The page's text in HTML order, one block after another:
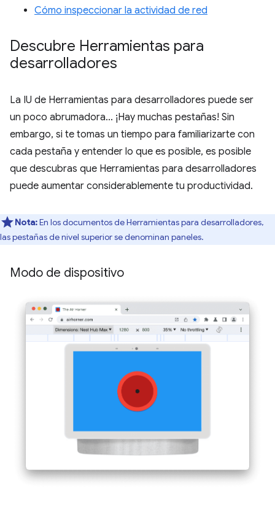
Cómo inspeccionar la actividad de red
Descubre Herramientas para
desarrolladores
La IU de Herramientas para desarrolladores puede ser
un poco abrumadora... ¡Hay muchas pestañas! Sin
embargo, si te tomas un tiempo para familiarizarte con
cada pestaña y entender lo que es posible, es posible
que descubras que Herramientas para desarrolladores
puede aumentar considerablemente tu productividad.
Nota:En los documentos de Herramientas para desarrolladores,
las pestañas de nivel superior se denominan paneles.
Modo de dispositivo